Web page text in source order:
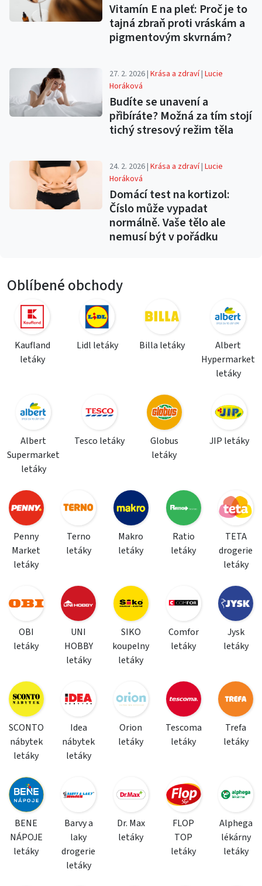
Vitamín E na pleť: Proč je to
tajná zbraň proti vráskám a
pigmentovým skvrnám?
27. 2. 2026 |Krása a zdraví|Lucie
Horáková
Budíte se unavení a
přibíráte? Možná za tím stojí
tichý stresový režim těla
24. 2. 2026 |Krása a zdraví|Lucie
Horáková
Domácí test na kortizol:
Číslo může vypadat
normálně. Vaše tělo ale
nemusí být v pořádku
Oblíbené obchody
Kaufland
letáky
Lidl letáky Billa letáky
Albert
Hypermarket
letáky
Albert
Supermarket
letáky
Tesco letáky
Globus
letáky
JIP letáky
Penny
Market
letáky
Terno
letáky
Makro
letáky
Ratio
letáky
TETA
drogerie
letáky
OBI
letáky
UNI
HOBBY
letáky
SIKO
koupelny
letáky
Comfor
letáky
Jysk
letáky
SCONTO
nábytek
letáky
Idea
nábytek
letáky
Orion
letáky
Tescoma
letáky
Trefa
letáky
BENE
NÁPOJE
letáky
Barvy a
laky
drogerie
letáky
Dr. Max
letáky
FLOP
TOP
letáky
Alphega
lékárny
letáky